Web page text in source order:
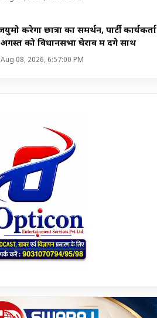
करेगा छात्रों का समर्थन, पार्टी कार्यकर्ता
को विधानसभा घेराव में देंगे साथ
Aug 08, 2026, 6:57:00 PM